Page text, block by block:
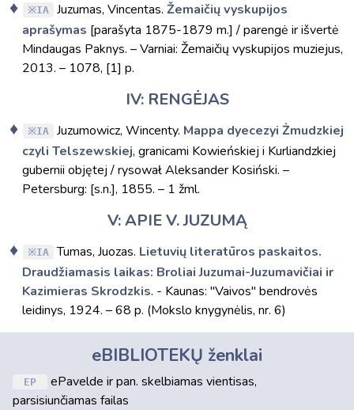
IA Juzumas, Vincentas. Žemaičių vyskupijos
aprašymas [parašyta 1875-1879 m.] / parengė ir išvertė
Mindaugas Paknys. – Varniai: Žemaičių vyskupijos muziejus,
2013. – 1078, [1] p.
IV: RENGĖJAS
IA Juzumowicz, Wincenty. Mappa dyecezyi Żmudzkiej
czyli Telszewskiej, granicami Kowieńskiej i Kurliandzkiej
gubernii objętej / rysował Aleksander Kosiński. –
Petersburg: [s.n.], 1855. – 1 žml.
V: APIE V. JUZUMĄ
IA Tumas, Juozas. Lietuvių literatūros paskaitos.
Draudžiamasis laikas: Broliai Juzumai-Juzumavičiai ir
Kazimieras Skrodzkis. - Kaunas: "Vaivos" bendrovės
leidinys, 1924. – 68 p. (Mokslo knygynėlis, nr. 6)
eBIBLIOTEKŲ ženklai
EP
ePavelde ir pan. skelbiamas vientisas,
parsisiunčiamas failas